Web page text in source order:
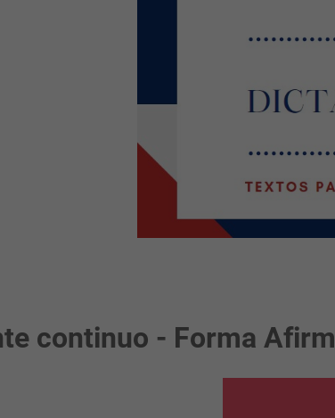
continuo - Forma